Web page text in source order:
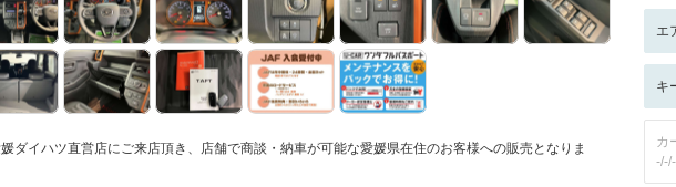
ダイハツ直営店にご来店頂き、店舗で商談・納車が可能な愛媛県在住のお客様への販売となりま
エ
キ
カ